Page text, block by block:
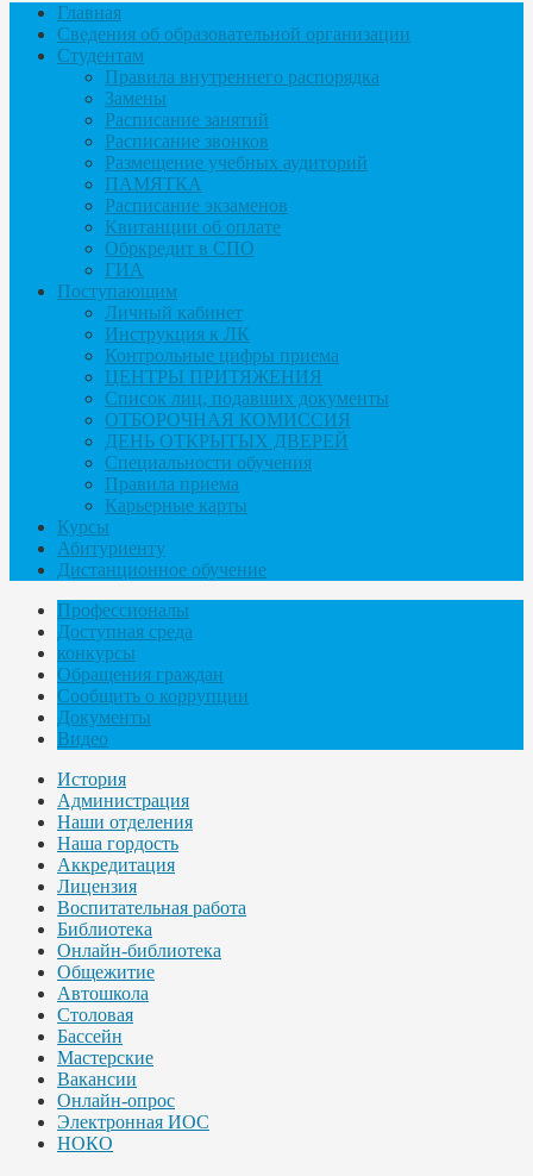
Главная
Сведения об образовательной организации
Студентам
Правила внутреннего распорядка
Замены
Расписание занятий
Расписание звонков
Размещение учебных аудиторий
ПАМЯТКА
Расписание экзаменов
Квитанции об оплате
Обркредит в СПО
ГИА
Поступающим
Личный кабинет
Инструкция к ЛК
Контрольные цифры приема
ЦЕНТРЫ ПРИТЯЖЕНИЯ
Список лиц, подавших документы
ОТБОРОЧНАЯ КОМИССИЯ
ДЕНЬ ОТКРЫТЫХ ДВЕРЕЙ
Специальности обучения
Правила приема
Карьерные карты
Курсы
Абитуриенту
Дистанционное обучение
Профессионалы
Доступная среда
конкурсы
Обращения граждан
Сообщить о коррупции
Документы
Видео
История
Администрация
Наши отделения
Наша гордость
Аккредитация
Лицензия
Воспитательная работа
Библиотека
Онлайн-библиотека
Общежитие
Автошкола
Столовая
Бассейн
Мастерские
Вакансии
Онлайн-опрос
Электронная ИОС
НОКО